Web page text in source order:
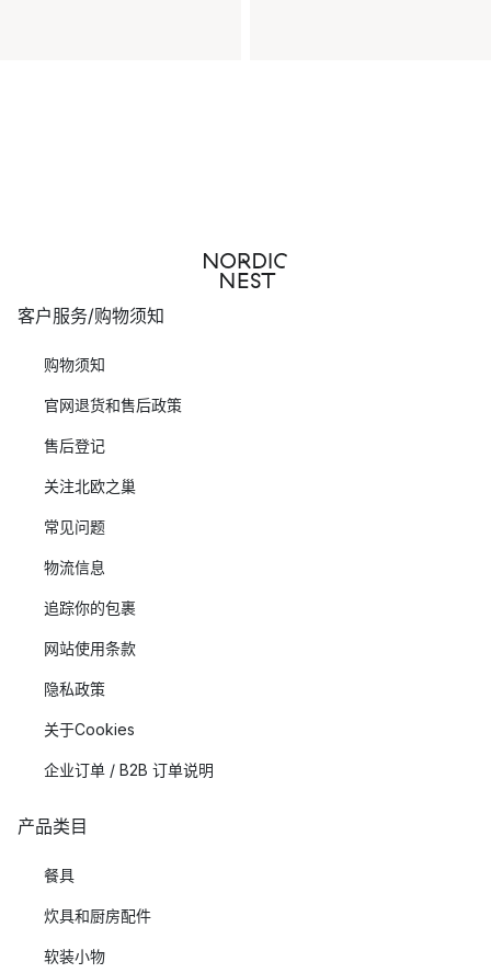
客户服务/购物须知
购物须知
官网退货和售后政策
售后登记
关注北欧之巢
常见问题
物流信息
追踪你的包裹
网站使用条款
隐私政策
关于Cookies
企业订单 / B2B 订单说明
产品类目
餐具
炊具和厨房配件
软装小物